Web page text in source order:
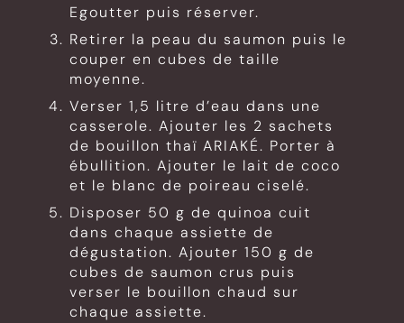
Egoutter puis réserver.
Retirer la peau du saumon puis le
couper en cubes de taille
moyenne.
Verser 1,5 litre d’eau dans une
casserole. Ajouter les 2 sachets
de bouillon thaï ARIAKÉ. Porter à
ébullition. Ajouter le lait de coco
et le blanc de poireau ciselé.
Disposer 50 g de quinoa cuit
dans chaque assiette de
dégustation. Ajouter 150 g de
cubes de saumon crus puis
verser le bouillon chaud sur
chaque assiette.